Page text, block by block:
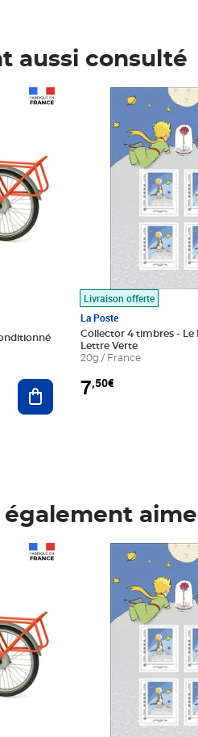
aussi consulté
Ajouter au panier
Livraison offerte
La Poste
Collector 4 timbres - Le
Lettre Verte
20g / France
7,50€
Prix 7,50€
également
Prix 7,50€